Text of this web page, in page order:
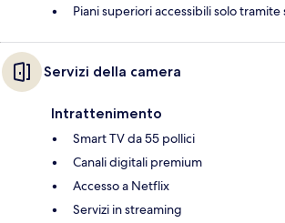
Piani superiori accessibili solo tramite
Servizi della camera
Intrattenimento
Smart TV da 55 pollici
Canali digitali premium
Accesso a Netflix
Servizi in streaming